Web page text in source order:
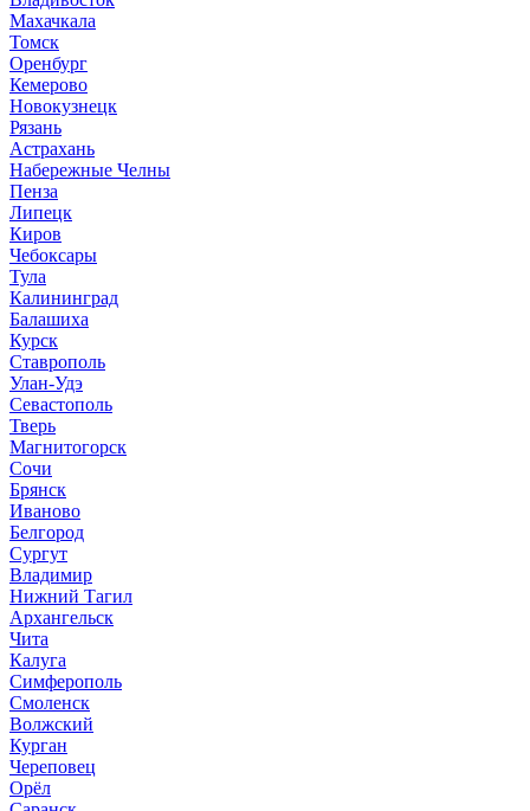
Махачкала
Томск
Оренбург
Кемерово
Новокузнецк
Рязань
Астрахань
Набережные Челны
Пенза
Липецк
Киров
Чебоксары
Тула
Калининград
Балашиха
Курск
Ставрополь
Улан-Удэ
Севастополь
Тверь
Магнитогорск
Сочи
Брянск
Иваново
Белгород
Сургут
Владимир
Нижний Тагил
Архангельск
Чита
Калуга
Симферополь
Смоленск
Волжский
Курган
Череповец
Орёл